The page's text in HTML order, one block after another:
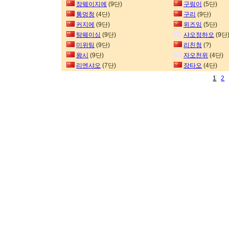
장웨이지에 (9단) 구링이 (5단)
통멍청 (4단) 구리 (9단)
커지에 (9단) 위즈잉 (5단)
탕웨이싱 (9단) 샤오정하오 (9단)
미위팅 (9단) 리친청 (?)
왕시 (9단) 자오천위 (4단)
리엔샤오 (7단) 장타오 (4단)
1
2